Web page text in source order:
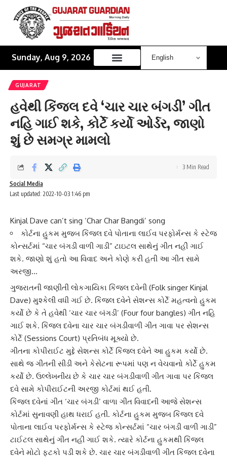
Sunday, Aug 9, 2026
GUJARAT
હવેથી કિંજલ દવે ‘ચાર ચાર બંગડી’ ગીત
નહિ ગાઈ શકે, કોર્ટે કર્યો ઓર્ડર, જાણો
શું છે સમગ્ર મામલો
Last updated: 2022-10-03 1:46 pm
Social Media
3 Min Read
Kinjal Dave can’t sing ‘Char Char Bangdi’ song
કોર્ટના હુકમ મુજબ કિંજલ દવે પોતાના લાઈવ પરફોર્મન્સ કે સ્ટેજ
કોન્સર્ટમાં “ચાર બંગડી વાળી ગાડી” ટાઇટલ સાથેનું ગીત નહીં ગાઈ
શકે. જાણો શું હતો આ વિવાદ અને કોણે કરી હતી આ ગીત સામે
અરજી…
ગુજરાતની જાણીતી લોકગાયિકા કિંજલ દવેની (Folk singer Kinjal
Dave) મુશ્કેલી વધી ગઈ છે. કિંજલ દવેને સેશન્સ કોર્ટે મહત્વનો હુકમ
કર્યો છે કે તે હવેથી ‘ચાર ચાર બંગડી’ (Four four bangles) ગીત નહિ
ગાઈ શકે. કિંજલ દવેના ચાર ચાર બંગડીવાળી ગીત ગાવા પર સેશન્સ
કોર્ટે (Sessions Court) પ્રતિબંધ મૂક્યો છે.
ગીતના કોપીરાઈટ મુદ્દે સેશન્સ કોર્ટે કિંજલ દવેને આ હુકમ કર્યો છે.
સાથે જ ગીતની સીડી અને કેસેટના રૂપમાં પણ ન વેચવાનો કોર્ટે હુકમ
કર્યો છે. ઉલ્લેખનીય છે કે ચાર ચાર બંગડીવાળી ગીત ગાવા પર કિંજલ
દવે સામે કોપીરાઈટની અરજી કોર્ટમાં થઈ હતી.
કિંજલ દવેનાં ગીત ‘ચાર બંગડી’ વાળા ગીત વિવાદની આજે સેશન્સ
કોર્ટમાં સુનાવણી હાથ ધરાઈ હતી. કોર્ટના હુકમ મુજબ કિંજલ દવે
પોતાના લાઈવ પરફોર્મન્સ કે સ્ટેજ કોન્સર્ટમાં “ચાર બંગડી વાળી ગાડી”
ટાઈટલ સાથેનું ગીત નહીં ગાઈ શકે. ત્યારે કોર્ટના હુકમથી કિંજલ
દવેને મોટો ફટકો પડી શકે છે. ચાર ચાર બંગડીવાળી ગીત કિંજલ દવેના